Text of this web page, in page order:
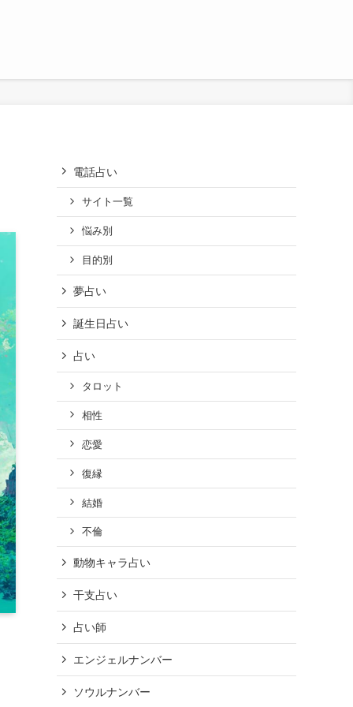
電話占い
サイト一覧
悩み別
目的別
夢占い
誕生日占い
占い
タロット
相性
恋愛
復縁
結婚
不倫
動物キャラ占い
干支占い
占い師
エンジェルナンバー
ソウルナンバー